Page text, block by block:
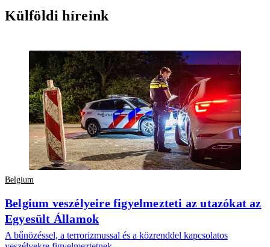
Külföldi híreink
Belgium
Belgium veszélyeire figyelmezteti az utazókat az
Egyesült Államok
A bűnözéssel, a terrorizmussal és a közrenddel kapcsolatos